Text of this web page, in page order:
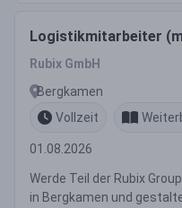
Logistikmitarbeiter
Rubix GmbH
Bergkamen
Vollzeit
01.08.2026
Werde Teil der Rubix
in Bergkamen und